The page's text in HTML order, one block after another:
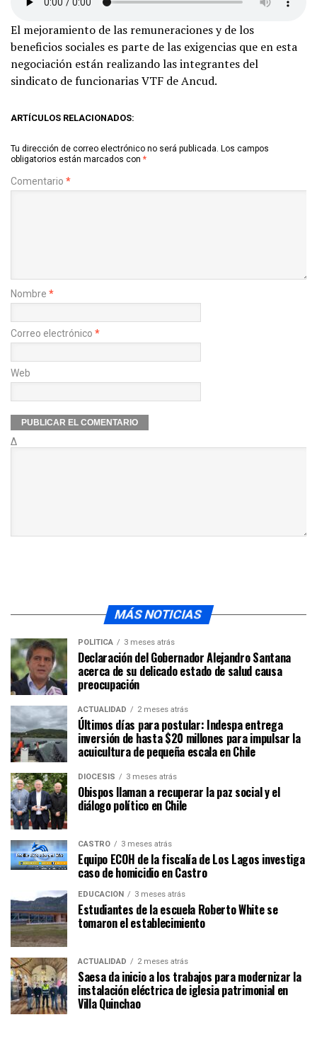
El mejoramiento de las remuneraciones y de los
beneficios sociales es parte de las exigencias que en esta
negociación están realizando las integrantes del
sindicato de funcionarias VTF de Ancud.
ARTÍCULOS RELACIONADOS:
Tu dirección de correo electrónico no será publicada. Los campos
obligatorios están marcados con *
Comentario *
Nombre *
Correo electrónico *
Web
Δ
MÁS NOTICIAS
POLÍTICA 3 meses atrás
Declaración del Gobernador Alejandro Santana
acerca de su delicado estado de salud causa
preocupación
ACTUALIDAD 2 meses atrás
Últimos días para postular: Indespa entrega
inversión de hasta $20 millones para impulsar la
acuicultura de pequeña escala en Chile
DIÓCESIS 3 meses atrás
Obispos llaman a recuperar la paz social y el
diálogo político en Chile
CASTRO 3 meses atrás
Equipo ECOH de la fiscalía de Los Lagos investiga
caso de homicidio en Castro
EDUCACIÓN 3 meses atrás
Estudiantes de la escuela Roberto White se
tomaron el establecimiento
ACTUALIDAD 2 meses atrás
Saesa da inicio a los trabajos para modernizar la
instalación eléctrica de iglesia patrimonial en
Villa Quinchao